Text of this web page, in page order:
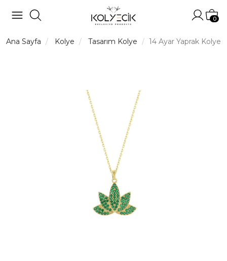
0
Ana Sayfa Kolye Tasarım Kolye 14 Ayar Yaprak Kolye